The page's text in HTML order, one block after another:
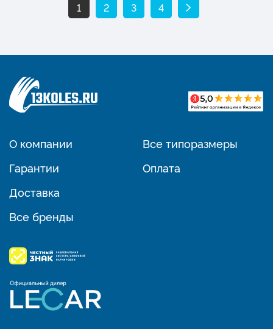
1 2 3 4
О компании
Гарантии
Доставка
Все бренды
Все типоразмеры
Оплата